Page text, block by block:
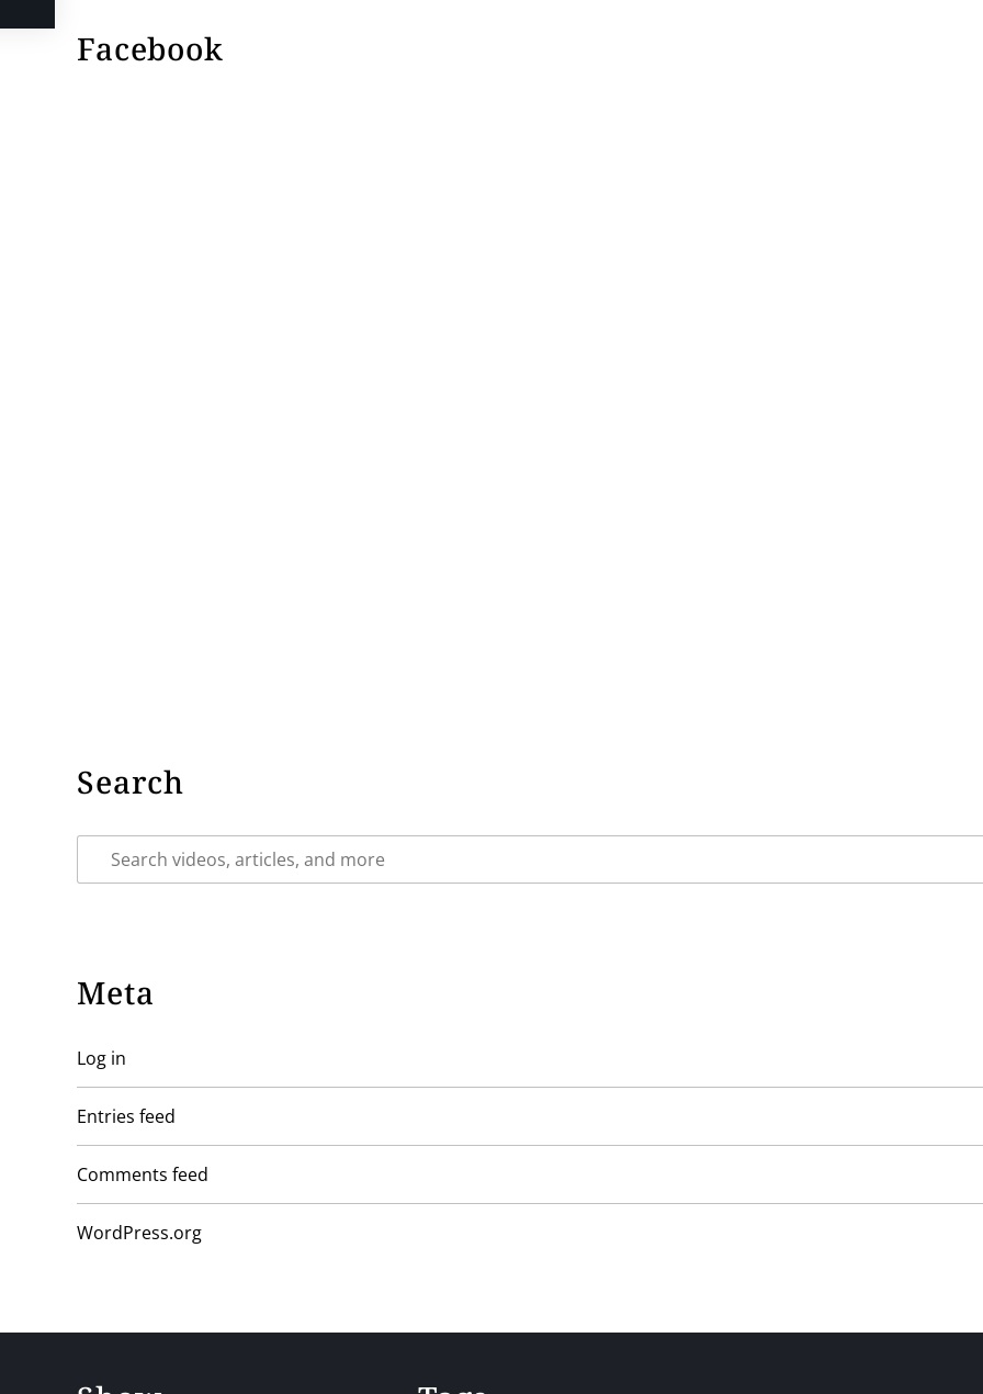
Facebook
Search
Meta
Log in
Entries feed
Comments feed
WordPress.org